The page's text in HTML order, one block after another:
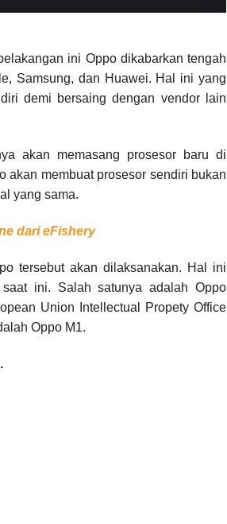
ini Oppo dikabarkan tengah
Samsung, dan Huawei. Hal ini yang
demi bersaing dengan vendor lain
akan memasang prosesor baru di
akan membuat prosesor sendiri bukan
yang sama.
dari eFishery
tersebut akan dilaksanakan. Hal ini
ini. Salah satunya adalah Oppo
Union Intellectual Propety Office
Oppo M1.